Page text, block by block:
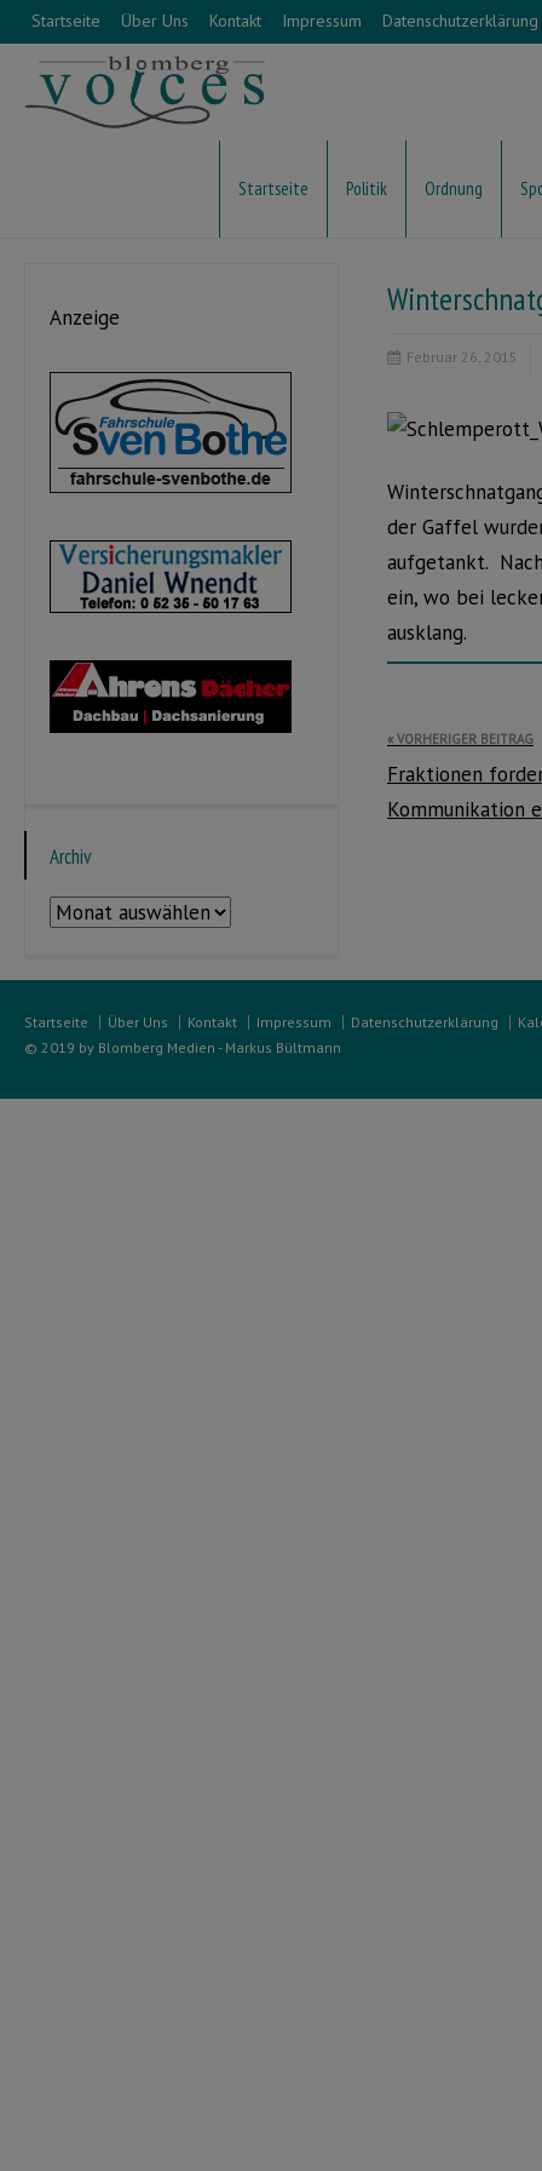
Startseite Über Uns Kontakt Impressum Datenschutzerklärung
Startseite Politik Ordnung
Februar 26, 2015
der Gaffel
aufgetankt.
ein, wo bei
ausklang.
VORHERIGER BEITRAG
Fraktionen
Kommunikation
Anzeige
Archiv
Archiv
Startseite Über Uns Kontakt Impressum Datenschutzerklärung
© 2019 by Blomberg Medien - Markus Bültmann